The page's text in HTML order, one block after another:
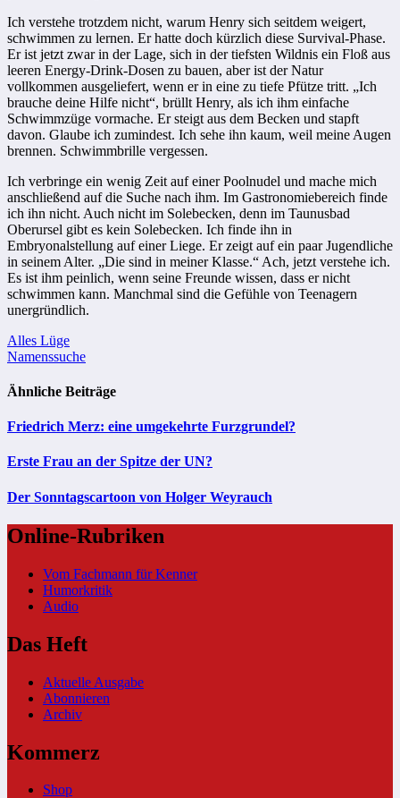
Ich verstehe trotzdem nicht, warum Henry sich seitdem weigert,
schwimmen zu lernen. Er hatte doch kürzlich diese Survival-Phase.
Er ist jetzt zwar in der Lage, sich in der tiefsten Wildnis ein Floß aus
leeren Energy-Drink-Dosen zu bauen, aber ist der Natur
vollkommen ausgeliefert, wenn er in eine zu tiefe Pfütze tritt. „Ich
brauche deine Hilfe nicht“, brüllt Henry, als ich ihm einfache
Schwimmzüge vormache. Er steigt aus dem Becken und stapft
davon. Glaube ich zumindest. Ich sehe ihn kaum, weil meine Augen
brennen. Schwimmbrille vergessen.
Ich verbringe ein wenig Zeit auf einer Poolnudel und mache mich
anschließend auf die Suche nach ihm. Im Gastronomiebereich finde
ich ihn nicht. Auch nicht im Solebecken, denn im Taunusbad
Oberursel gibt es kein Solebecken. Ich finde ihn in
Embryonalstellung auf einer Liege. Er zeigt auf ein paar Jugendliche
in seinem Alter. „Die sind in meiner Klasse.“ Ach, jetzt verstehe ich.
Es ist ihm peinlich, wenn seine Freunde wissen, dass er nicht
schwimmen kann. Manchmal sind die Gefühle von Teenagern
unergründlich.
Beitragsnavigation
Alles Lüge
Namenssuche
Ähnliche Beiträge
Friedrich Merz: eine umgekehrte Furzgrundel?
Erste Frau an der Spitze der UN?
Der Sonntagscartoon von Holger Weyrauch
Online-Rubriken
Vom Fachmann für Kenner
Humorkritik
Audio
Das Heft
Aktuelle Ausgabe
Abonnieren
Archiv
Kommerz
Shop